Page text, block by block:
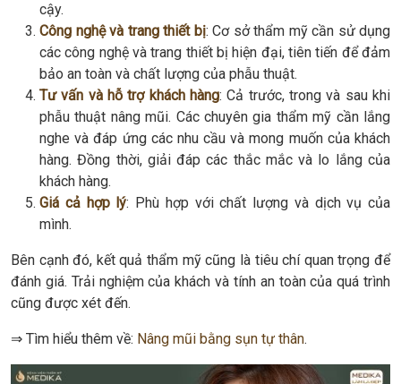
cậy.
Công nghệ và trang thiết bị: Cơ sở thẩm mỹ cần sử dụng
các công nghệ và trang thiết bị hiện đại, tiên tiến để đảm
bảo an toàn và chất lượng của phẫu thuật.
Tư vấn và hỗ trợ khách hàng: Cả trước, trong và sau khi
phẫu thuật nâng mũi. Các chuyên gia thẩm mỹ cần lắng
nghe và đáp ứng các nhu cầu và mong muốn của khách
hàng. Đồng thời, giải đáp các thắc mắc và lo lắng của
khách hàng.
Giá cả hợp lý: Phù hợp với chất lượng và dịch vụ của
mình.
Bên cạnh đó, kết quả thẩm mỹ cũng là tiêu chí quan trọng để
đánh giá. Trải nghiệm của khách và tính an toàn của quá trình
cũng được xét đến.
⇒ Tìm hiểu thêm về: Nâng mũi bằng sụn tự thân.